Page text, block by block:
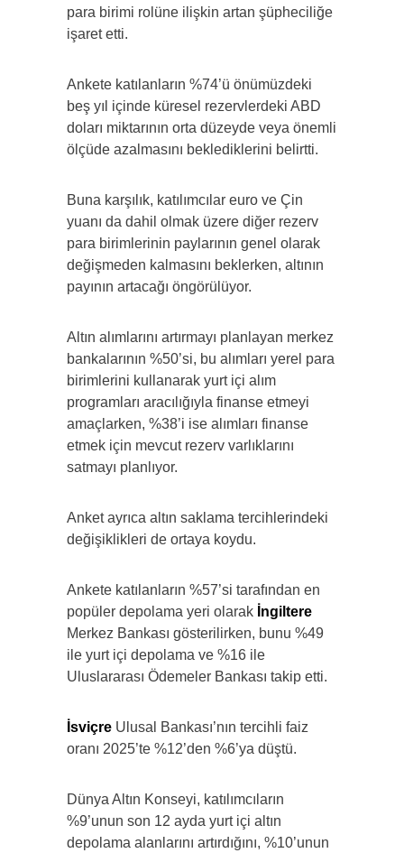
para birimi rolüne ilişkin artan şüpheciliğe
işaret etti.
Ankete katılanların %74’ü önümüzdeki
beş yıl içinde küresel rezervlerdeki ABD
doları miktarının orta düzeyde veya önemli
ölçüde azalmasını beklediklerini belirtti.
Buna karşılık, katılımcılar euro ve Çin
yuanı da dahil olmak üzere diğer rezerv
para birimlerinin paylarının genel olarak
değişmeden kalmasını beklerken, altının
payının artacağı öngörülüyor.
Altın alımlarını artırmayı planlayan merkez
bankalarının %50’si, bu alımları yerel para
birimlerini kullanarak yurt içi alım
programları aracılığıyla finanse etmeyi
amaçlarken, %38’i ise alımları finanse
etmek için mevcut rezerv varlıklarını
satmayı planlıyor.
Anket ayrıca altın saklama tercihlerindeki
değişiklikleri de ortaya koydu.
Ankete katılanların %57’si tarafından en
popüler depolama yeri olarak İngiltere
Merkez Bankası gösterilirken, bunu %49
ile yurt içi depolama ve %16 ile
Uluslararası Ödemeler Bankası takip etti.
İsviçre Ulusal Bankası’nın tercihli faiz
oranı 2025’te %12’den %6’ya düştü.
Dünya Altın Konseyi, katılımcıların
%9’unun son 12 ayda yurt içi altın
depolama alanlarını artırdığını, %10’unun